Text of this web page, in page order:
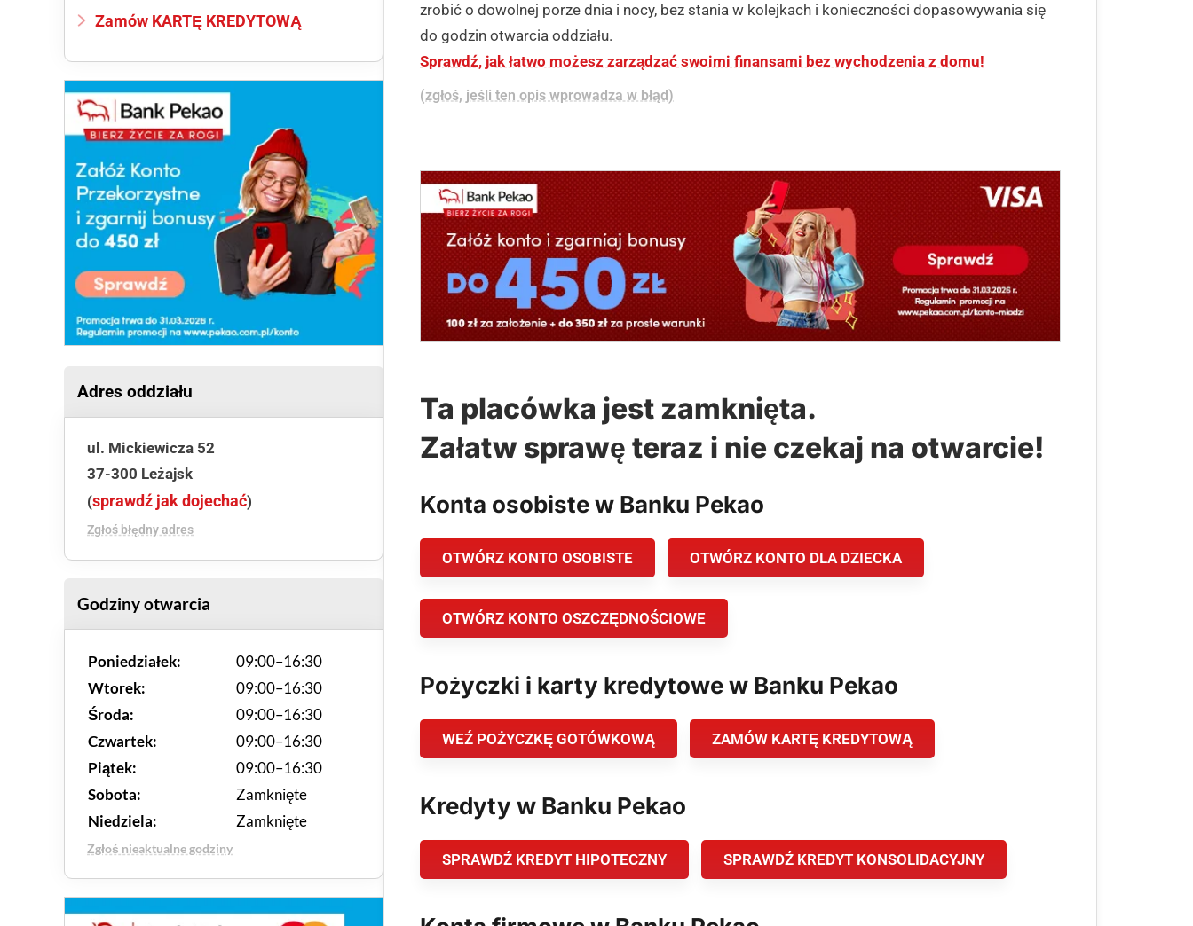
Zamów KARTĘ KREDYTOWĄ
Adres oddziału
ul. Mickiewicza 52
37-300 Leżajsk
(sprawdź jak dojechać)
Zgłoś błędny adres
Godziny otwarcia
Poniedziałek:
09:00–16:30
Wtorek:
09:00–16:30
Środa:
09:00–16:30
Czwartek:
09:00–16:30
Piątek:
09:00–16:30
Sobota:
Zamknięte
Niedziela:
Zamknięte
Zgłoś nieaktualne godziny
zrobić o dowolnej porze dnia i nocy, bez stania w kolejkach i konieczności dopasowywania się
do godzin otwarcia oddziału.
Sprawdź, jak łatwo możesz zarządzać swoimi finansami bez wychodzenia z domu!
(zgłoś, jeśli ten opis wprowadza w błąd)
Ta placówka jest zamknięta.
Załatw sprawę teraz i nie czekaj na otwarcie!
Konta osobiste w Banku Pekao
OTWÓRZ KONTO OSOBISTE OTWÓRZ KONTO DLA DZIECKA
OTWÓRZ KONTO OSZCZĘDNOŚCIOWE
Pożyczki i karty kredytowe w Banku Pekao
WEŹ POŻYCZKĘ GOTÓWKOWĄ ZAMÓW KARTĘ KREDYTOWĄ
Kredyty w Banku Pekao
SPRAWDŹ KREDYT HIPOTECZNY SPRAWDŹ KREDYT KONSOLIDACYJNY